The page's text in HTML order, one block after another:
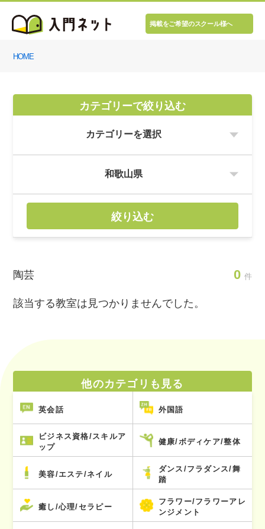
掲載をご希望のスクール様へ
HOME
カテゴリーで絞り込む
絞り込む
陶芸 0 件
該当する教室は見つかりませんでした。
他のカテゴリも見る
英会話 外国語
ビジネス資格/スキルア
ップ
健康/ボディケア/整体
美容/エステ/ネイル
ダンス/フラダンス/舞
踏
癒し/心理/セラピー
フラワー/フラワーアレ
ンジメント